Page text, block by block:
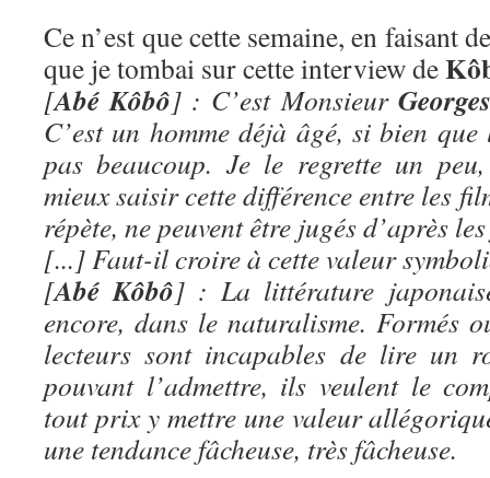
Ce n’est que cette semaine, en faisant
que je tombai sur cette interview de
[Abé Kôbô] : C’est Monsieur
C’est un homme déjà âgé, si bien
pas beaucoup. Je le regrette un
mieux saisir cette différence entre les
répète, ne peuvent être jugés d’après
[...] Faut-il croire à cette valeur
[Abé Kôbô] : La littérature
encore, dans le naturalisme. Formés
lecteurs sont incapables de lire un
pouvant l’admettre, ils veulent le
tout prix y mettre une valeur
une tendance fâcheuse, très fâcheuse.